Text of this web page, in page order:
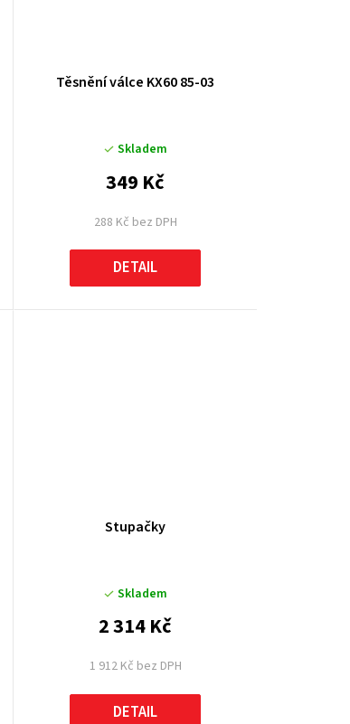
Těsnění válce KX60 85-03
Skladem
288 Kč bez DPH
349 Kč
DETAIL
Stupačky
Skladem
1 912 Kč bez DPH
2 314 Kč
DETAIL